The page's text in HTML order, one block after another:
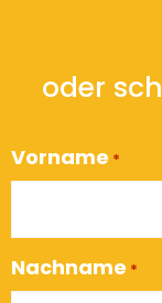
oder
Vorname *
Nachname *